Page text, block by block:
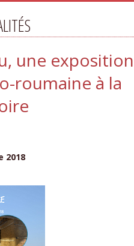
une exposition
roumaine à la
2018